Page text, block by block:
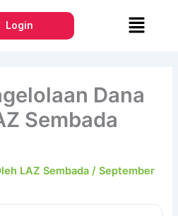
Login Menu
Dana
Sembada
LAZ Sembada/September